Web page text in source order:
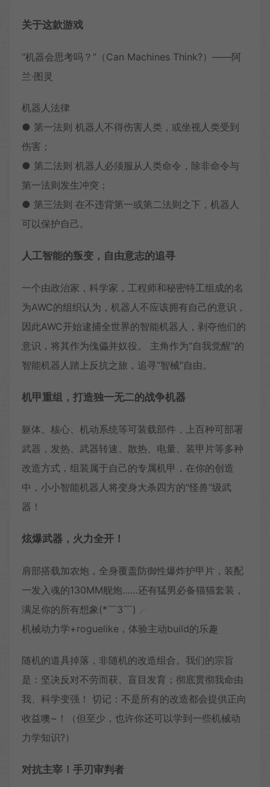
关于这款游戏
“机器会思考吗？”（Can Machines Think?）——阿
兰·图灵
机器人法律
● 第一法则 机器人不得伤害人类，或坐视人类受到
伤害；
● 第二法则 机器人必须服从人类命令，除非命令与
第一法则发生冲突；
● 第三法则 在不违背第一或第二法则之下，机器人
可以保护自己。
人工智能的叛变，自由意志的追寻
一个由政治家，科学家，工程师和秘密特工组成的名
为AWC的组织认为，机器人不应该拥有自己的意识，
因此AWC开始逮捕全世界的智能机器人，剥夺他们的
意识，将其作为傀儡并奴役。 主角作为“自我觉醒”的
智能机器人踏上反抗之旅，追寻“智械”自由。
机甲重组，打造独一无二的战争机器
躯体、核心、机动系统等可装载部件，上百种可部署
武器，发热、武器转速、散热、电量、装甲片等多种
改造方式，组装属于自己的专属机甲，在你的创造
中，小小智能机器人将变身大杀四方的“怪兽”级武
器！
炫爆武器，火力全开！
肩部搭载加农炮，全身覆盖防御性爆炸护甲片，装配
一发入魂的130MM舰炮……还有猛男必备猫猫套装，
满足你的所有想象(*￣3￣)╭
机械动力学+roguelike，体验主动build的乐趣
随机的道具掉落，非随机的改造组合。我们的宗旨
是：坚决反对不劳而获、盲目发育；彻底贯彻我命由
我、科学变强！ 切记：不是所有的改造都会提供正向
收益噢~！（但至少，也许你还可以学到一些机械动
力学知识?）
对抗主宰！手刃审判者